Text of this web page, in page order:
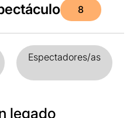
8
Espectadores/as
legado